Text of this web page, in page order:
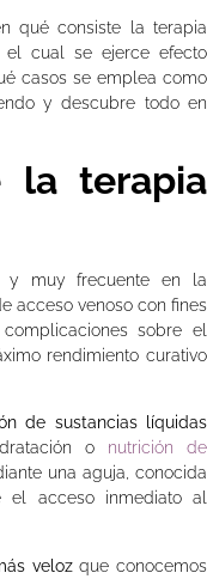
qué consiste la terapia
el cual se ejerce efecto
casos se emplea como
y descubre todo en
la terapia
y muy frecuente en la
acceso venoso con fines
sobre el
rendimiento curativo
de sustancias líquidas
o nutrición de
una aguja, conocida
el acceso inmediato al
velozque conocemos